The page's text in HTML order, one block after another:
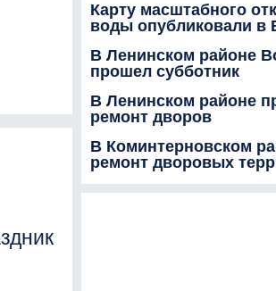
Карту масштабного
воды опубликовали в
В Ленинском районе
прошел субботник
В Ленинском районе
ремонт дворов
В Коминтерновском
ремонт дворовых